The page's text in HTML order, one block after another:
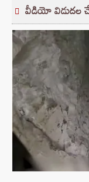
వీడియో విడుదల